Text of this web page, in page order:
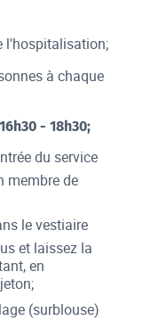
l'hospitalisation;
à chaque
16h30 - 18h30;
du service
membre de
le vestiaire
et laissez la
en
(surblouse)